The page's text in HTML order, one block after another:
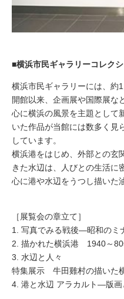
■横浜市民ギャラリーコレク
横浜市民ギャラリーには、約
開館以来、企画展や国際展な
心に横浜の風景を主題として
いた作品が当館には数多く見
しています。
横浜港をはじめ、外部との玄
きた水辺は、人びとの生活に
心に港や水辺をうつし描いた
［展覧会の章立て］
1. 写真でみる戦後―昭和のミ
2. 描かれた横浜港 1940～
3. 水辺と人々
特集展示 牛田雞村の描いた
4. 港と水辺 アラカルト―版画